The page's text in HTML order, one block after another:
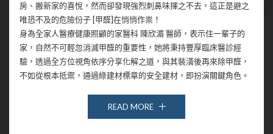
房、搬新家的喜悅，然而卻發現強烈刺鼻味揮之不去，這正是避之
唯恐不及的危險份子 [甲醛]在悄悄作祟！
身為全家人醫療健康照顧的家醫科 陳欣湄 醫師，表示住一輩子的
家，自然不可輕忽消滅甲醛的重要性，她將秉持豐厚臨床醫診經
驗，透過全方位視角依序分享化解之道，與其裝潢後再來除甲醛，
不如從根本抵禦，通過綠建材標章的安全建材，即扮演關鍵角色。
READ MORE